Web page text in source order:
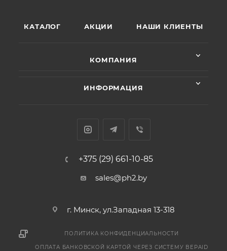
КАТАЛОГ АКЦИИ НАШИ КЛИЕНТЫ
КОМПАНИЯ
ИНФОРМАЦИЯ
+375 (29) 661-10-85
sales@ph2.by
г. Минск, ул.Западная 13-318
ПОЛИТИКА КОНФИДЕНЦИАЛЬНОСТИ
ОПЛАТА БАНКОВСКОЙ КАРТОЙ ЧЕРЕЗ СИСТЕМУ BEPAID